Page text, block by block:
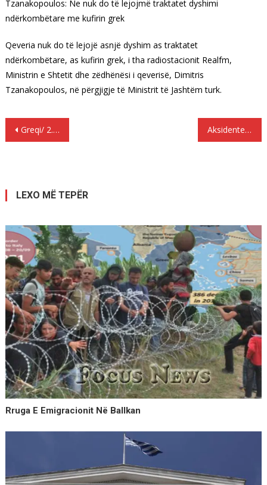
Tzanakopoulos: Ne nuk do të lejojmë traktatet dyshimi
ndërkombëtare me kufirin grek
Qeveria nuk do të lejojë asnjë dyshim as traktatet
ndërkombëtare, as kufirin grek, i tha radiostacionit Realfm,
Ministrin e Shtetit dhe zëdhënësi i qeverisë, Dimitris
Tzanakopoulos, në përgjigje të Ministrit të Jashtëm turk.
Lëvizje
Greqi/ 2.000 policë në dispozicion për të mbështetur zjarrfikësit Aksidentet në punë. Adriatiku në mes të 120 viktimave të tjerë shqiptarë.
LEXO MË TEPËR
Rruga E Emigracionit Në Ballkan